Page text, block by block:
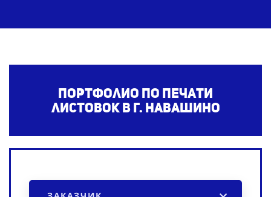
Портфолио по печати
листовокв г. Навашино